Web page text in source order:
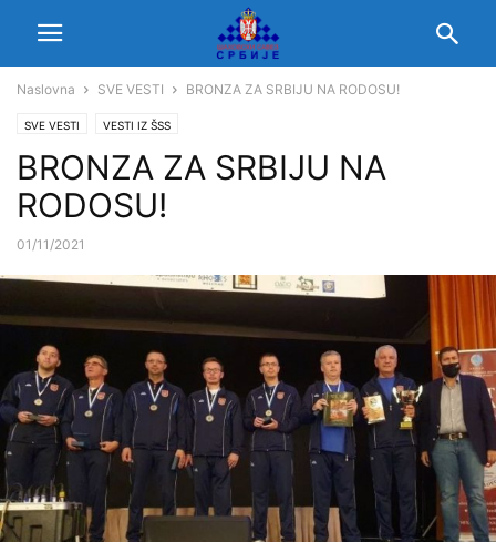
Naslovna SVE VESTI BRONZA ZA SRBIJU NA RODOSU!
SVE VESTI VESTI IZ ŠSS
BRONZA ZA SRBIJU NA
RODOSU!
01/11/2021